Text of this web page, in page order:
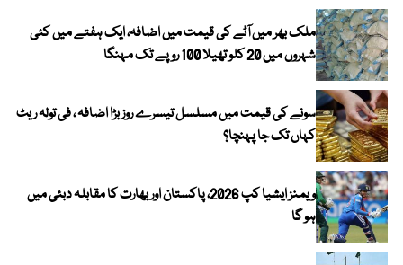
ملک بھر میں آٹے کی قیمت میں اضافہ، ایک ہفتے میں کئی
شہروں میں 20 کلو تھیلا 100 روپے تک مہنگا
سونے کی قیمت میں مسلسل تیسرے روز بڑا اضافہ ، فی تولہ ریٹ
کہاں تک جا پہنچا؟
ویمنز ایشیا کپ 2026، پاکستان اور بھارت کا مقابلہ دبئی میں
ہو گا